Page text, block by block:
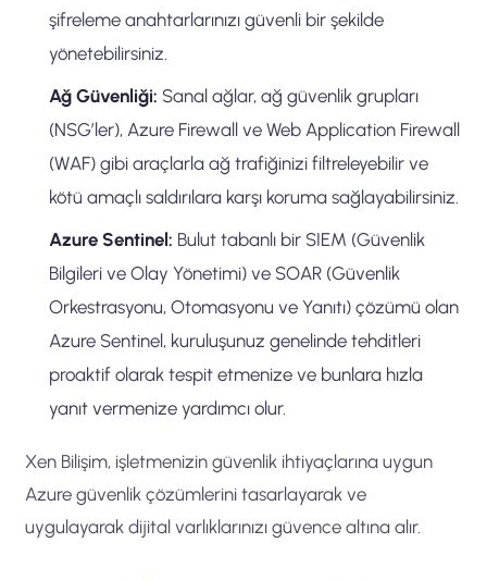
şifreleme anahtarlarınızı güvenli bir şekilde
yönetebilirsiniz.
Ağ Güvenliği: Sanal ağlar, ağ güvenlik grupları
(NSG’ler), Azure Firewall ve Web Application Firewall
(WAF) gibi araçlarla ağ trafiğinizi filtreleyebilir ve
kötü amaçlı saldırılara karşı koruma sağlayabilirsiniz.
Azure Sentinel: Bulut tabanlı bir SIEM (Güvenlik
Bilgileri ve Olay Yönetimi) ve SOAR (Güvenlik
Orkestrasyonu, Otomasyonu ve Yanıtı) çözümü olan
Azure Sentinel, kuruluşunuz genelinde tehditleri
proaktif olarak tespit etmenize ve bunlara hızla
yanıt vermenize yardımcı olur.
Xen Bilişim, işletmenizin güvenlik ihtiyaçlarına uygun
Azure güvenlik çözümlerini tasarlayarak ve
uygulayarak dijital varlıklarınızı güvence altına alır.